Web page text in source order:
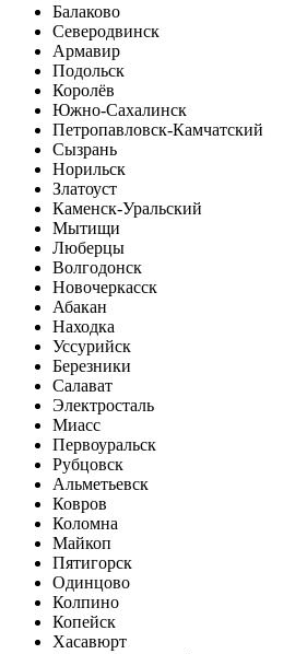
Балаково
Северодвинск
Армавир
Подольск
Королёв
Южно-Сахалинск
Петропавловск-Камчатский
Сызрань
Норильск
Златоуст
Каменск-Уральский
Мытищи
Люберцы
Волгодонск
Новочеркасск
Абакан
Находка
Уссурийск
Березники
Салават
Электросталь
Миасс
Первоуральск
Рубцовск
Альметьевск
Ковров
Коломна
Майкоп
Пятигорск
Одинцово
Колпино
Копейск
Хасавюрт